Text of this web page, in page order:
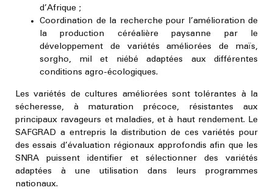
d’Afrique ;
Coordination de la recherche pour l’amélioration de
la production céréalière paysanne par le
développement de variétés améliorées de maïs,
sorgho, mil et niébé adaptées aux différentes
conditions agro-écologiques.
Les variétés de cultures améliorées sont tolérantes à la
sécheresse, à maturation précoce, résistantes aux
principaux ravageurs et maladies, et à haut rendement. Le
SAFGRAD a entrepris la distribution de ces variétés pour
des essais d’évaluation régionaux approfondis afin que les
SNRA puissent identifier et sélectionner des variétés
adaptées à une utilisation dans leurs programmes
nationaux.